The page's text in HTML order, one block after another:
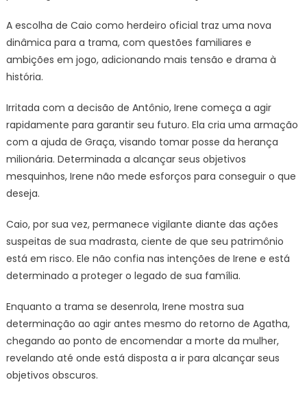
A escolha de Caio como herdeiro oficial traz uma nova
dinâmica para a trama, com questões familiares e
ambições em jogo, adicionando mais tensão e drama à
história.
Irritada com a decisão de Antônio, Irene começa a agir
rapidamente para garantir seu futuro. Ela cria uma armação
com a ajuda de Graça, visando tomar posse da herança
milionária. Determinada a alcançar seus objetivos
mesquinhos, Irene não mede esforços para conseguir o que
deseja.
Caio, por sua vez, permanece vigilante diante das ações
suspeitas de sua madrasta, ciente de que seu patrimônio
está em risco. Ele não confia nas intenções de Irene e está
determinado a proteger o legado de sua família.
Enquanto a trama se desenrola, Irene mostra sua
determinação ao agir antes mesmo do retorno de Agatha,
chegando ao ponto de encomendar a morte da mulher,
revelando até onde está disposta a ir para alcançar seus
objetivos obscuros.